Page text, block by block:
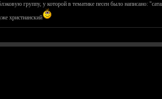
группу, у которой в тематике песен было написано:
христианский